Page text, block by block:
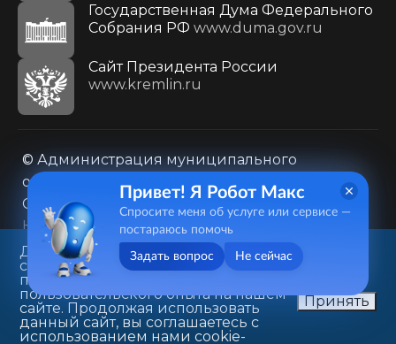
Государственная Дума Федерального
Собрания РФ www.duma.gov.ru
Cайт Президента России
www.kremlin.ru
© Администрация муниципального
образования городского округа «Город
Саратов»
Контакты
Карта сайта
Политика в отношении обработки
персональных данных
410031, г. Саратов, ул. Первомайская, д. 78
+7(8452)26-02-49
Данный веб-сайт использует
cookie-файлы в целях
предоставления вам лучшего
пользовательского опыта на нашем
сайте. Продолжая использовать
данный сайт, вы соглашаетесь с
использованием нами cookie-
Принять
Привет! Я Робот Макс
Спросите меня об услуге или сервисе —
постараюсь помочь
Задать вопрос Не сейчас